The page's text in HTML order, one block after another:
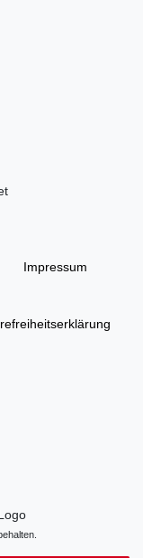
Impressum